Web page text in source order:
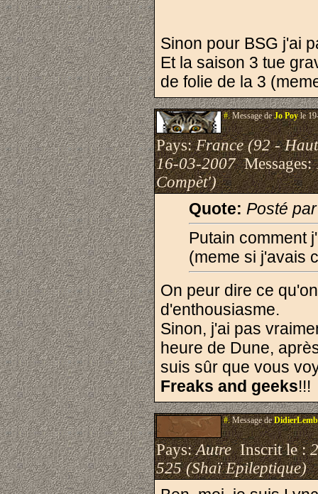
Sinon pour BSG j'ai
Et la saison 3 tue
de folie de la 3
#.Message deJo Poyle
Pays:France (92 -
16-03-2007Messages:
Compèt')
Quote: Posté
Putain comment
(meme si j'avais
On peur dire ce
d'enthousiasme.
Sinon, j'ai pas
heure de Dune,
suis sûr que vous
Freaks and geeks!!!
#.Message de
Pays:AutreInscrit le :
525 (Shaï Epileptique)